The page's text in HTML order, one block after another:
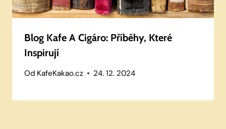
Blog Kafe A Cigáro: Příběhy, Které
Inspirují
Od KafeKakao.cz 24. 12. 2024